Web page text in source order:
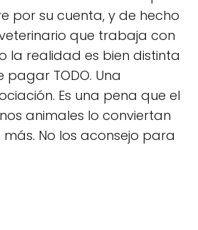
por su cuenta, y de hecho
que trabaja con
la realidad es bien distinta
TODO. Una
Es una pena que el
animales lo conviertan
No los aconsejo para